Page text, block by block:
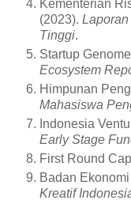
Kementerian
(2023).
Tinggi.
Startup
Ecosystem
Himpunan
Mahasiswa
Indonesia
Early Stage
First Round
Badan
Kreatif